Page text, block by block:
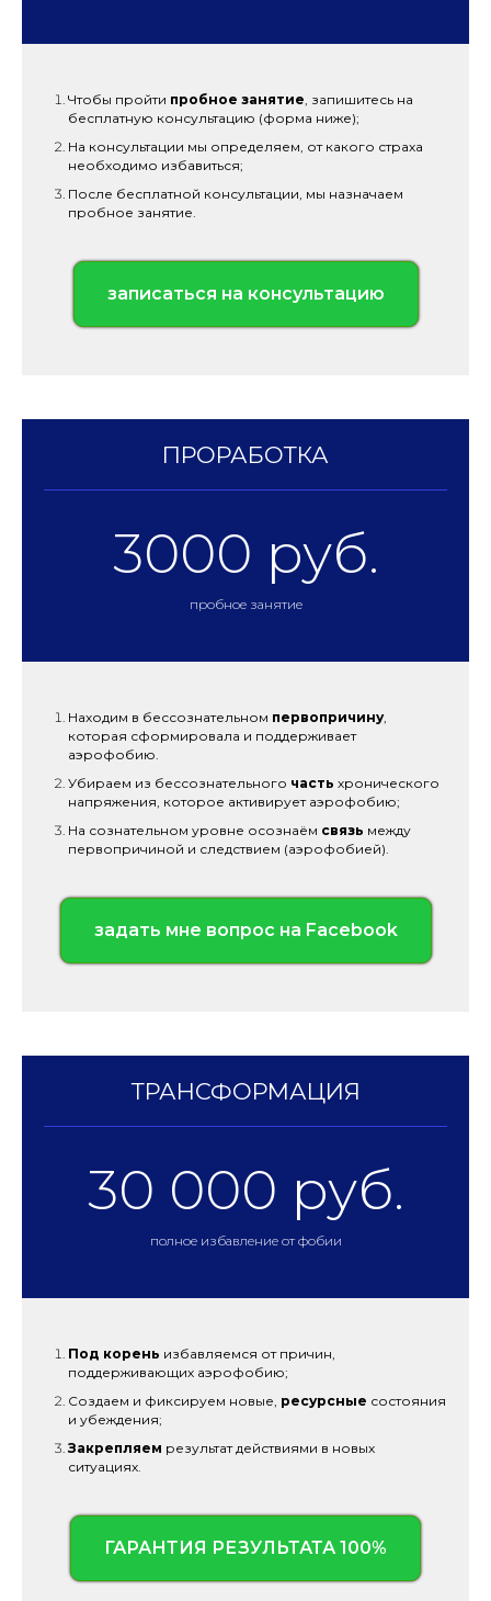
Чтобы пройти пробное занятие , запишитесь на
бесплатную консультацию (форма ниже);
На консультации мы определяем, от какого страха
необходимо избавиться;
После бесплатной консультации, мы назначаем
пробное занятие.
записаться на консультацию
ПРОРАБОТКА
3000 руб.
пробное занятие
Находим в бессознательном первопричину,
которая сформировала и поддерживает
аэрофобию.
Убираем из бессознательного часть хронического
напряжения, которое активирует аэрофобию;
На сознательном уровне осознаём связь между
первопричиной и следствием (аэрофобией).
задать мне вопрос на Facebook
ТРАНСФОРМАЦИЯ
30 000 руб.
полное избавление от фобии
Под корень избавляемся от причин,
поддерживающих аэрофобию;
Создаем и фиксируем новые, ресурсные состояния
и убеждения;
Закрепляем результат действиями в новых
ситуациях.
ГАРАНТИЯ РЕЗУЛЬТАТА 100%